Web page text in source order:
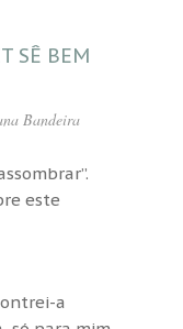
SÊ BEM
Bandeira
este
a